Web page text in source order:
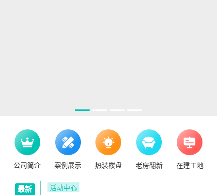
公司简介 案例展示 热装楼盘 老房翻新 在建工地
最新
活动中心